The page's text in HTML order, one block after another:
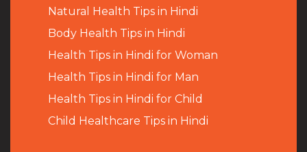
Natural Health Tips in Hindi
Body Health Tips in Hindi
Health Tips in Hindi for Woman
Health Tips in Hindi for Man
Health Tips in Hindi for Child
Child Healthcare Tips in Hindi